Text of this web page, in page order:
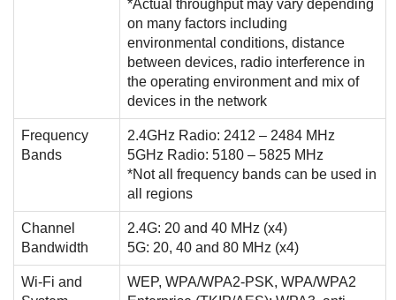
*Actual throughput may vary depending
on many factors including
environmental conditions, distance
between devices, radio interference in
the operating environment and mix of
devices in the network
Frequency
Bands
2.4GHz Radio: 2412 – 2484 MHz
5GHz Radio: 5180 – 5825 MHz
*Not all frequency bands can be used in
all regions
Channel
Bandwidth
2.4G: 20 and 40 MHz (x4)
5G: 20, 40 and 80 MHz (x4)
Wi-Fi and
WEP, WPA/WPA2-PSK, WPA/WPA2